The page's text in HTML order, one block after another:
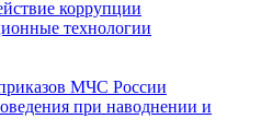
коррупции
технологии
МЧС России
при наводнении и